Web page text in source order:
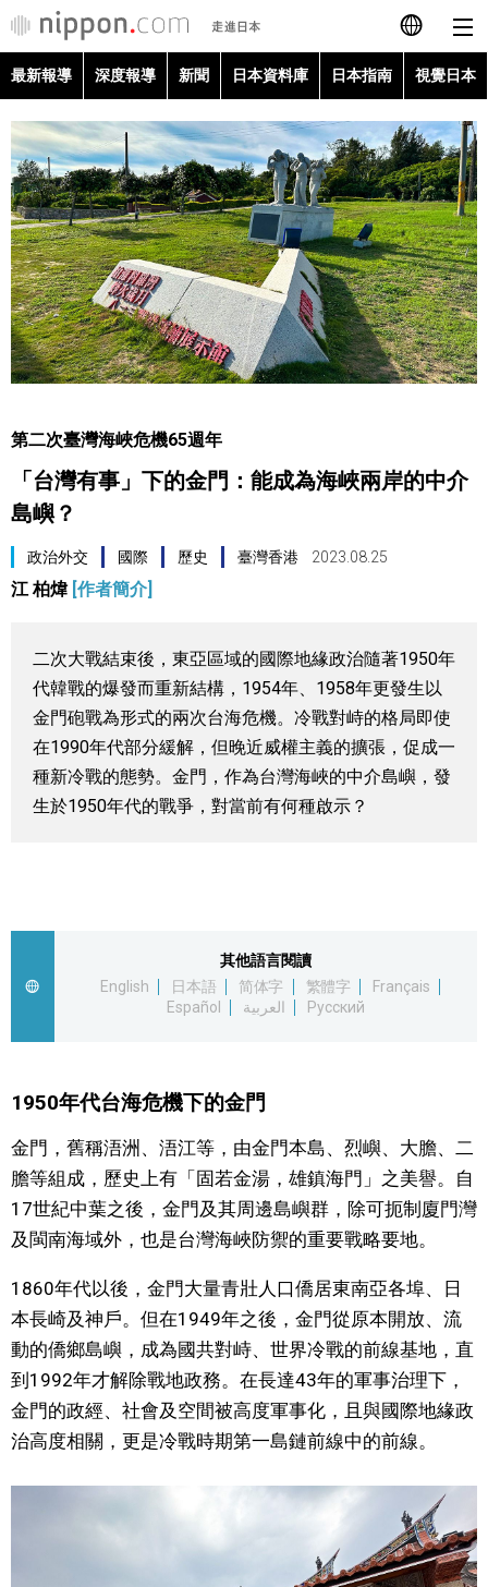
日本語
English
简体字
Français
Español
العربية
最新報導
深度報導
新聞
視覺日本
臺灣香港
人物訪談
日本入門
生活
運動
教育
工作勞動
家庭
official SNS
最新報導 深度報導 新聞 日本資料庫 日本指南 視覺日本
第二次臺灣海峽危機65週年
「台灣有事」下的金門：能成為海峽兩岸的中介
島嶼？
政治外交 國際 歷史 臺灣香港 2023.08.25
江 柏煒 [作者簡介]
二次大戰結束後，東亞區域的國際地緣政治隨著1950年
代韓戰的爆發而重新結構，1954年、1958年更發生以
金門砲戰為形式的兩次台海危機。冷戰對峙的格局即使
在1990年代部分緩解，但晚近威權主義的擴張，促成一
種新冷戰的態勢。金門，作為台灣海峽的中介島嶼，發
生於1950年代的戰爭，對當前有何種啟示？
其他語言閱讀
English
日本語 简体字 繁體字
Français
Español
العربية Русский
1950年代台海危機下的金門
金門，舊稱浯洲、浯江等，由金門本島、烈嶼、大膽、二
膽等組成，歷史上有「固若金湯，雄鎮海門」之美譽。自
17世紀中葉之後，金門及其周邊島嶼群，除可扼制廈門灣
及閩南海域外，也是台灣海峽防禦的重要戰略要地。
1860年代以後，金門大量青壯人口僑居東南亞各埠、日
本長崎及神戶。但在1949年之後，金門從原本開放、流
動的僑鄉島嶼，成為國共對峙、世界冷戰的前線基地，直
到1992年才解除戰地政務。在長達43年的軍事治理下，
金門的政經、社會及空間被高度軍事化，且與國際地緣政
治高度相關，更是冷戰時期第一島鏈前線中的前線。